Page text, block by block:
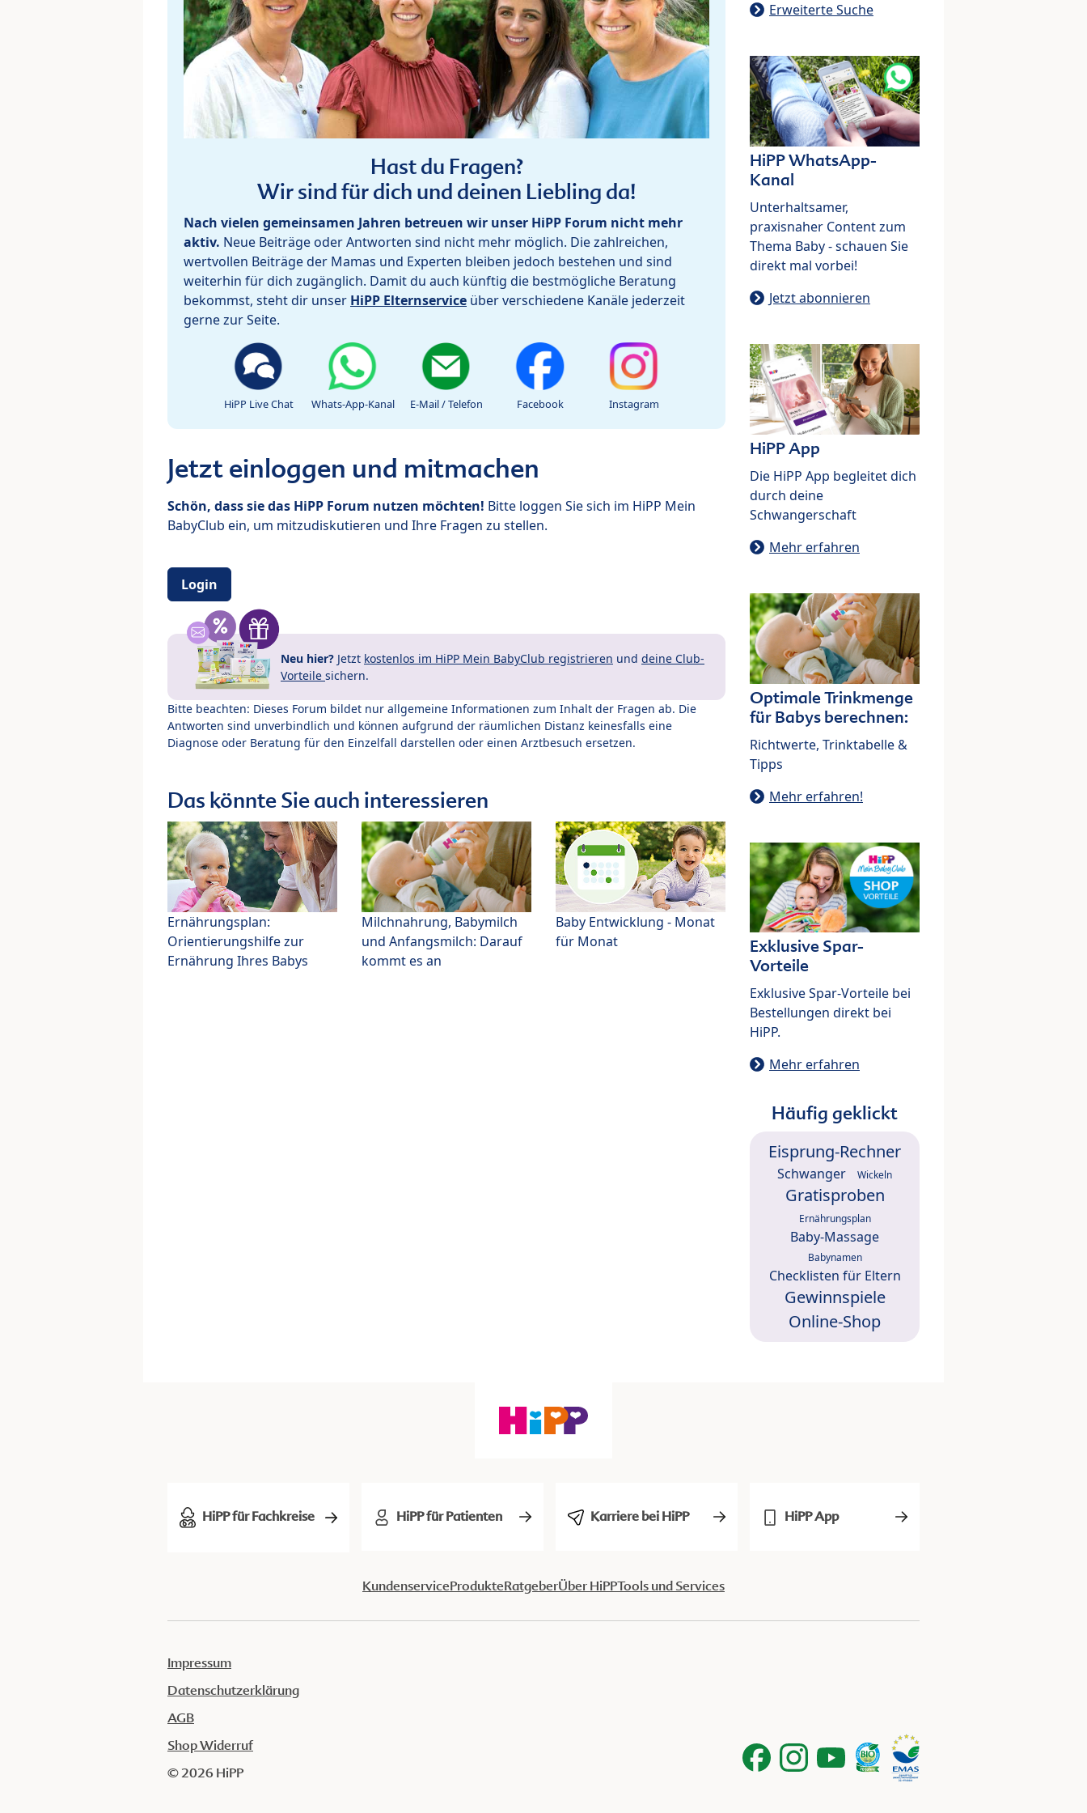
Hast du Fragen?
Wir sind für dich und deinen Liebling da!
Nach vielen gemeinsamen Jahren betreuen wir unser HiPP Forum nicht mehr
aktiv. Neue Beiträge oder Antworten sind nicht mehr möglich. Die zahlreichen,
wertvollen Beiträge der Mamas und Experten bleiben jedoch bestehen und sind
weiterhin für dich zugänglich. Damit du auch künftig die bestmögliche Beratung
bekommst, steht dir unser HiPP Elternservice über verschiedene Kanäle jederzeit
gerne zur Seite.
HiPP Live Chat Whats-App-Kanal E-Mail / Telefon Facebook Instagram
Jetzt einloggen und mitmachen
Schön, dass sie das HiPP Forum nutzen möchten! Bitte loggen Sie sich im HiPP Mein
BabyClub ein, um mitzudiskutieren und Ihre Fragen zu stellen.
Login
Neu hier? Jetzt kostenlos im HiPP Mein BabyClub registrieren und deine Club-
Vorteile sichern.
Bitte beachten: Dieses Forum bildet nur allgemeine Informationen zum Inhalt der Fragen ab. Die
Antworten sind unverbindlich und können aufgrund der räumlichen Distanz keinesfalls eine
Diagnose oder Beratung für den Einzelfall darstellen oder einen Arztbesuch ersetzen.
Das könnte Sie auch interessieren
Ernährungsplan:
Orientierungshilfe zur
Ernährung Ihres Babys
Milchnahrung, Babymilch
und Anfangsmilch: Darauf
kommt es an
Baby Entwicklung - Monat
für Monat
Erweiterte Suche
HiPP WhatsApp-
Kanal
Unterhaltsamer,
praxisnaher Content zum
Thema Baby - schauen Sie
direkt mal vorbei!
Jetzt abonnieren
HiPP App
Die HiPP App begleitet dich
durch deine
Schwangerschaft
Mehr erfahren
Optimale Trinkmenge
für Babys berechnen:
Richtwerte, Trinktabelle &
Tipps
Mehr erfahren!
Exklusive Spar-
Vorteile
Exklusive Spar-Vorteile bei
Bestellungen direkt bei
HiPP.
Mehr erfahren
Häufig geklickt
Eisprung-Rechner
Schwanger Wickeln
Gratisproben
Ernährungsplan
Baby-Massage
Babynamen
Checklisten für Eltern
Gewinnspiele
Online-Shop
HiPP für Fachkreise HiPP für Patienten Karriere bei HiPP HiPP App
KundenserviceProdukteRatgeberÜber HiPPTools und Services
Impressum
Datenschutzerklärung
AGB
Shop Widerruf
© 2026 HiPP